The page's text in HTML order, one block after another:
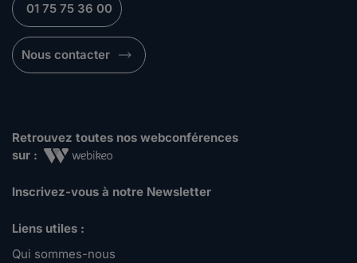
01 75 75 36 00
Nous contacter
Retrouvez toutes nos webconférences
sur :
Inscrivez-vous à notre Newsletter
Liens utiles :
Qui sommes-nous